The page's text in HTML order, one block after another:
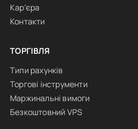
Кар'єра
Контакти
ТОРГІВЛЯ
Типи рахунків
Торгові інструменти
Маржинальні вимоги
Безкоштовний VPS